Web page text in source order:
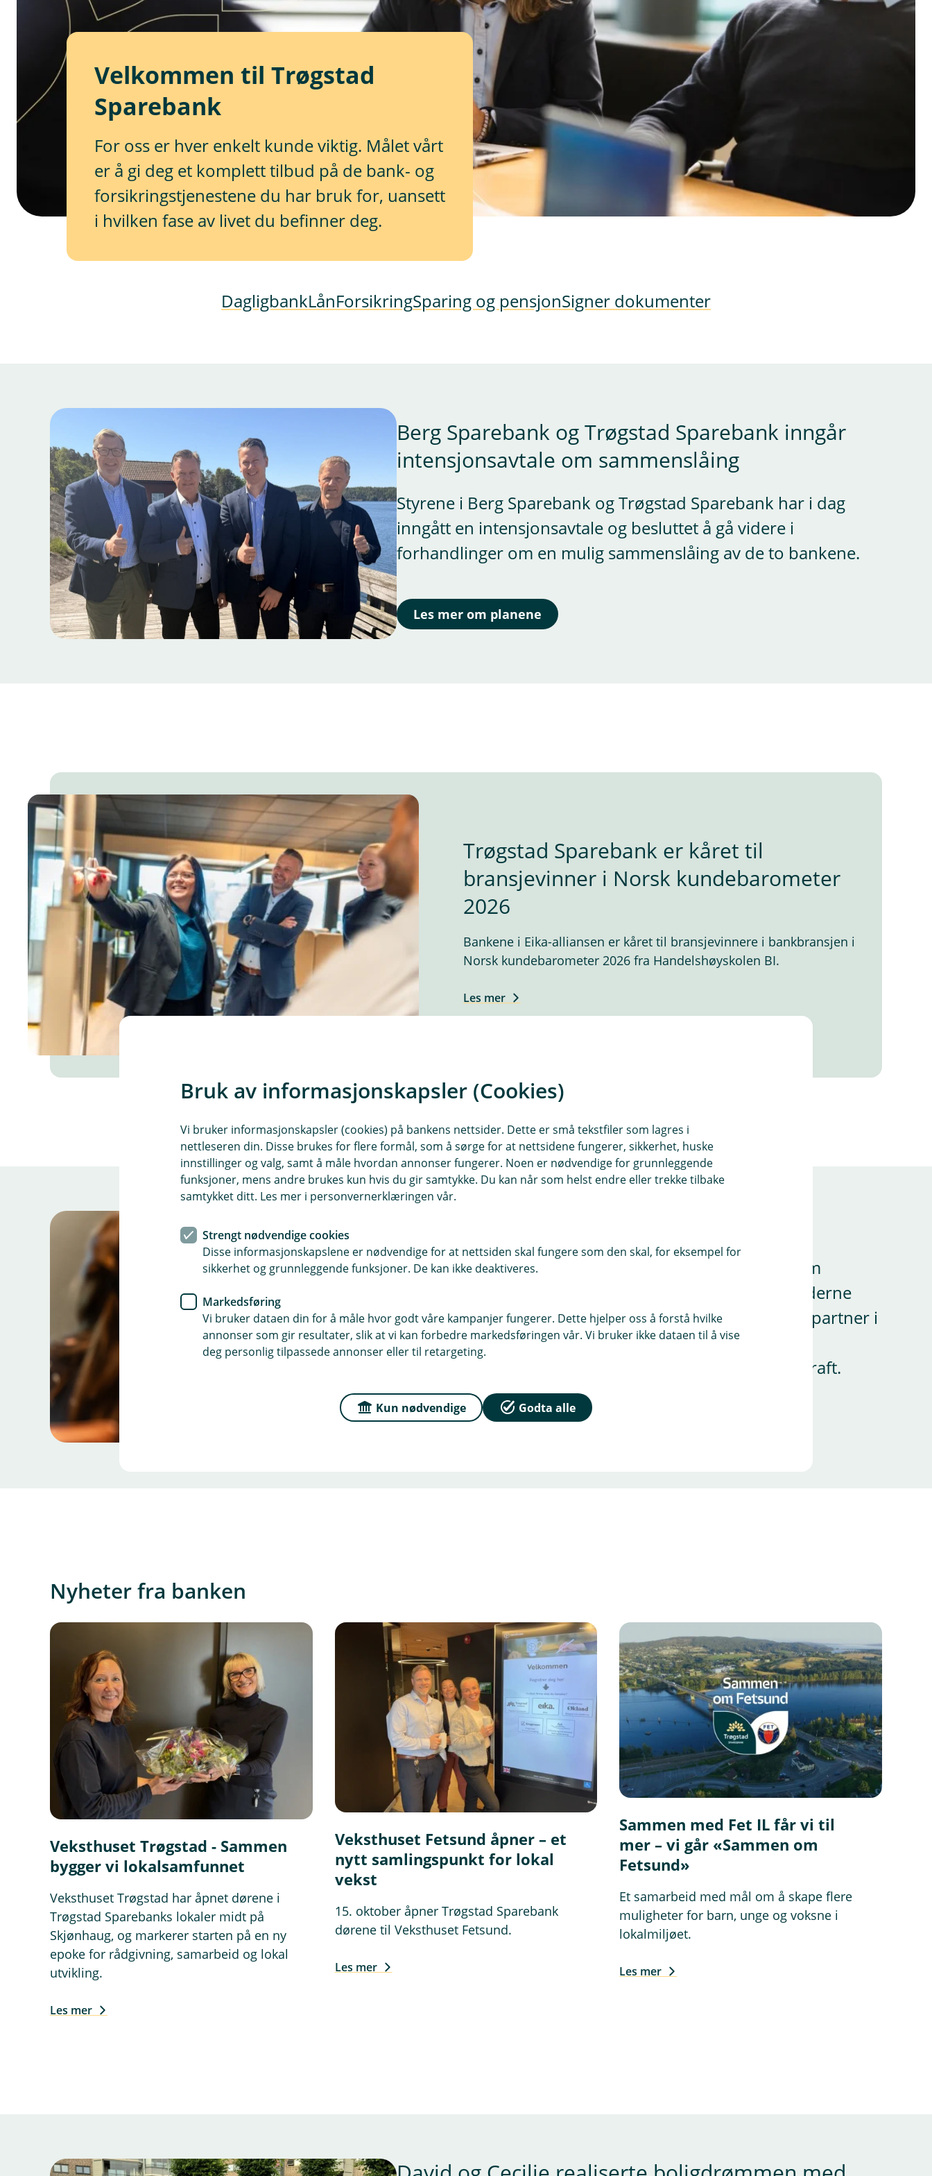
Velkommen til Trøgstad
Sparebank
For oss er hver enkelt kunde viktig. Målet vårt
er å gi deg et komplett tilbud på de bank- og
forsikringstjenestene du har bruk for, uansett
i hvilken fase av livet du befinner deg.
DagligbankLånForsikringSparing og pensjonSigner dokumenter
Berg Sparebank og Trøgstad Sparebank inngår
intensjonsavtale om sammenslåing
Styrene i Berg Sparebank og Trøgstad Sparebank har i dag
inngått en intensjonsavtale og besluttet å gå videre i
forhandlinger om en mulig sammenslåing av de to bankene.
Les mer om planene
Trøgstad Sparebank er kåret til
bransjevinner i Norsk kundebarometer
2026
Bankene i Eika-alliansen er kåret til bransjevinnere i bankbransjen i
Norsk kundebarometer 2026 fra Handelshøyskolen BI.
Les mer
Vi samarbeider tett med Eika Økonomi for å gi deg som
bedriftskunde helhetlig økonomisk rådgivning og moderne
regnskapstjenester. Sammen er vi din lokale sparringspartner i
alle faser av bedriftens liv. Din komplette økonomi- og
rådgivningspartner – med lokal forankring og digital kraft.
å
p
n
e
r
i
n
y
t
i
n
u
Nyheter fra banken
Veksthuset Trøgstad - Sammen
bygger vi lokalsamfunnet
Veksthuset Trøgstad har åpnet dørene i
Trøgstad Sparebanks lokaler midt på
Skjønhaug, og markerer starten på en ny
epoke for rådgivning, samarbeid og lokal
utvikling.
Les mer
Veksthuset Fetsund åpner – et
nytt samlingspunkt for lokal
vekst
15. oktober åpner Trøgstad Sparebank
dørene til Veksthuset Fetsund.
Les mer
Sammen med Fet IL får vi til
mer – vi går «Sammen om
Fetsund»
Et samarbeid med mål om å skape flere
muligheter for barn, unge og voksne i
lokalmiljøet.
Les mer
Bruk av informasjonskapsler (Cookies)
Vi bruker informasjonskapsler (cookies) på bankens nettsider. Dette er små tekstfiler som lagres i
nettleseren din. Disse brukes for flere formål, som å sørge for at nettsidene fungerer, sikkerhet, huske
innstillinger og valg, samt å måle hvordan annonser fungerer. Noen er nødvendige for grunnleggende
funksjoner, mens andre brukes kun hvis du gir samtykke. Du kan når som helst endre eller trekke tilbake
samtykket ditt. Les mer i personvernerklæringen vår.
Strengt nødvendige cookies
Disse informasjonskapslene er nødvendige for at nettsiden skal fungere som den skal, for eksempel for
sikkerhet og grunnleggende funksjoner. De kan ikke deaktiveres.
Markedsføring
Vi bruker dataen din for å måle hvor godt våre kampanjer fungerer. Dette hjelper oss å forstå hvilke
annonser som gir resultater, slik at vi kan forbedre markedsføringen vår. Vi bruker ikke dataen til å vise
deg personlig tilpassede annonser eller til retargeting.
Kun nødvendige Godta alle